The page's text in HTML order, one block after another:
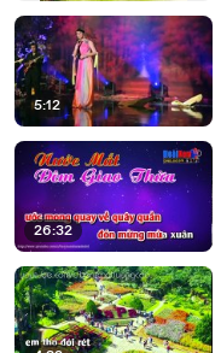
5:12
26:32